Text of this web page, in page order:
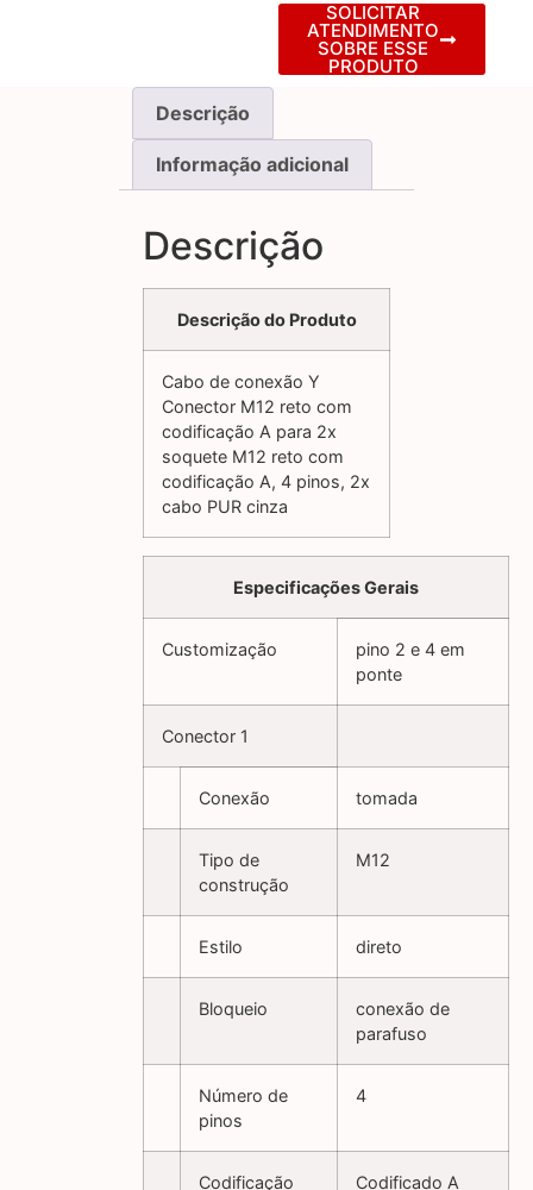
SOLICITAR
ATENDIMENTO
SOBRE ESSE
PRODUTO
Descrição
Informação adicional
Descrição
Descrição do Produto
Cabo de conexão Y
Conector M12 reto com
codificação A para 2x
soquete M12 reto com
codificação A, 4 pinos, 2x
cabo PUR cinza
Especificações Gerais
Customização
pino 2 e 4 em
ponte
Conector 1
Conexão tomada
Tipo de
construção
M12
Estilo direto
Bloqueio
conexão de
parafuso
Número de
pinos
4
Codificação Codificado A